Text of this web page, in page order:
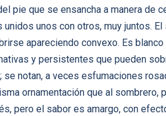
pie que se ensancha a manera de
unos con otros, muy juntos.
apareciendo convexo. Es
y persistentes que pueden
notan, a veces esfumaciones
ornamentación que al sombrero,
pero el sabor es amargo, con